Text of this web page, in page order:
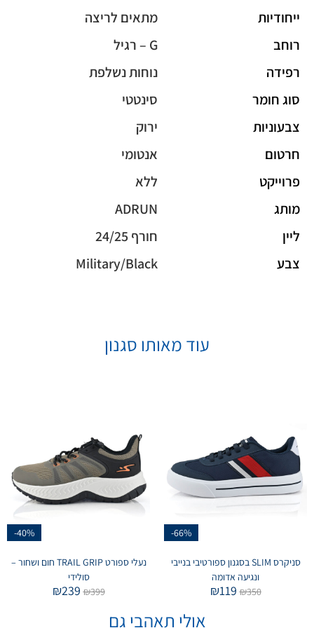
ייחודיות
מתאים לריצה
רוחב
G – רגיל
רפידה
נוחות נשלפת
סוג חומר
סינטטי
צבעוניות
ירוק
חרטום
אנטומי
פרוייקט
ללא
מותג
ADRUN
ליין
חורף 24/25
צבע
Military/Black
עוד מאותו סגנון
-66%
סניקרס SLIM בסגנון ספורטיבי בנייבי
ונגיעה אדומה
₪350
₪119
-40%
נעלי ספורט TRAIL GRIP חום ושחור –
סולידי
₪399
₪239
אולי תאהבי גם